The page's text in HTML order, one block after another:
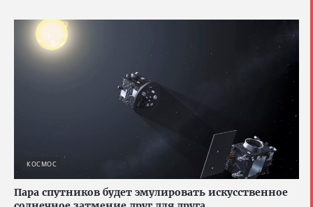
КОСМОС
Пара спутников будет эмулировать искусственное